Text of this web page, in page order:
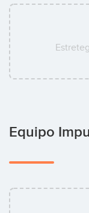
Equipo